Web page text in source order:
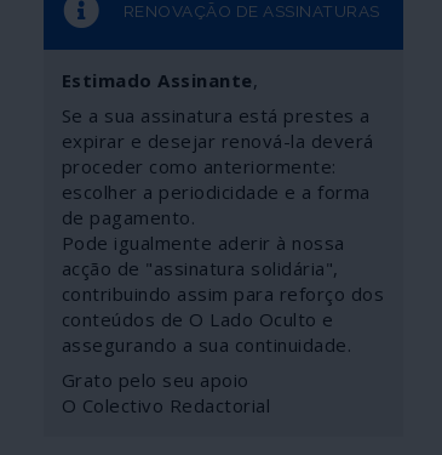
RENOVAÇÃO DE ASSINATURAS
Estimado Assinante,
Se a sua assinatura está prestes a
expirar e desejar renová-la deverá
proceder como anteriormente:
escolher a periodicidade e a forma
de pagamento.
Pode igualmente aderir à nossa
acção de "assinatura solidária",
contribuindo assim para reforço dos
conteúdos de O Lado Oculto e
assegurando a sua continuidade.
Grato pelo seu apoio
O Colectivo Redactorial